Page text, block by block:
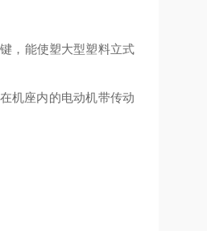
，能使塑大型塑料立式
机座内的电动机带传动